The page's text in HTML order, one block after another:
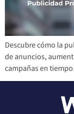
Descubre cómo la
de anuncios,
campañas en tiempo